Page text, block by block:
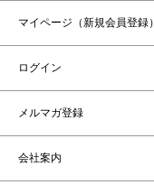
マイページ（新規会員登録）
ログイン
メルマガ登録
会社案内